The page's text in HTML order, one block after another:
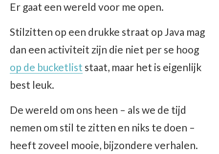
Er gaat een wereld voor me open.
Stilzitten op een drukke straat op Java mag
dan een activiteit zijn die niet per se hoog
op de bucketlist staat, maar het is eigenlijk
best leuk.
De wereld om ons heen – als we de tijd
nemen om stil te zitten en niks te doen –
heeft zoveel mooie, bijzondere verhalen.